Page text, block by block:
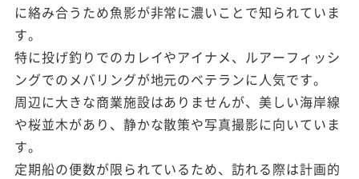
に絡み合うため魚影が非常に濃いことで知られていま
す。
特に投げ釣りでのカレイやアイナメ、ルアーフィッシ
ングでのメバリングが地元のベテランに人気です。
周辺に大きな商業施設はありませんが、美しい海岸線
や桜並木があり、静かな散策や写真撮影に向いていま
す。
定期船の便数が限られているため、訪れる際は計画的